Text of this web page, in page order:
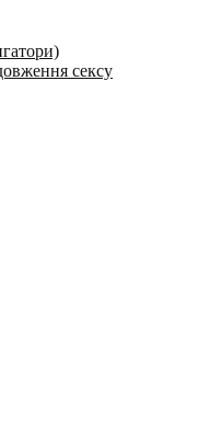
сексу